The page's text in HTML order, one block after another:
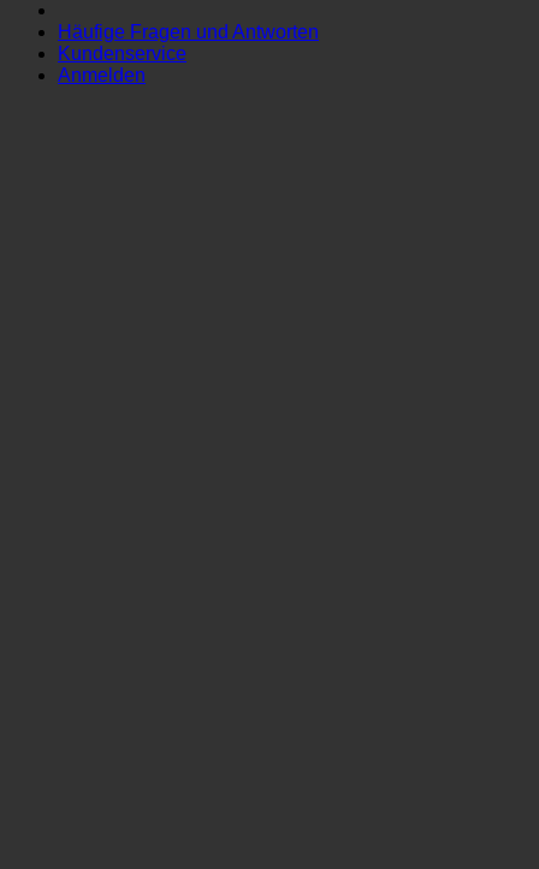
Häufige Fragen und Antworten
Kundenservice
Anmelden